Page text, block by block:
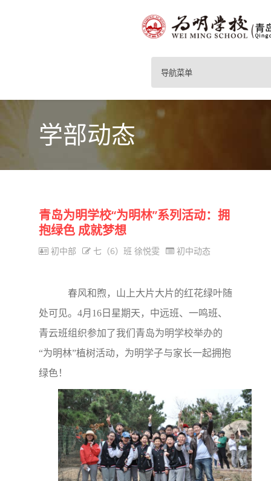
导航菜单
学部动态
青岛为明学校“为明林”系列活动：拥
抱绿色 成就梦想
初中部 七（6）班 徐悦雯 初中动态
春风和煦，山上大片大片的红花绿叶随
处可见。4月16日星期天，中远班、一鸣班、
青云班组织参加了我们青岛为明学校举办的
“为明林”植树活动，为明学子与家长一起拥抱
绿色！